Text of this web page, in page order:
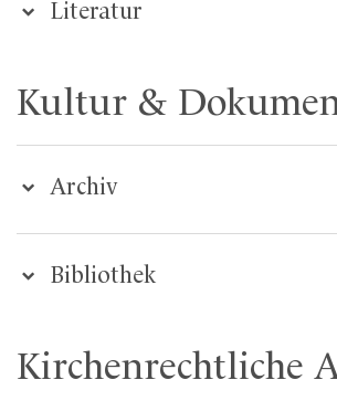
Literatur
Kultur &
Archiv
Bibliothek
Kirchenrechtliche